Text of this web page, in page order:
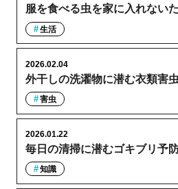
服を食べる虫を家に入れない
生活
外干しの洗濯物に潜む衣類害
2026.02.04
害虫
毎日の清掃に潜むゴキブリ予
2026.01.22
知識